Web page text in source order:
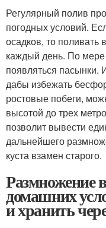
Регулярный полив
погодных условий.
осадков, то поливать
каждый день. По мере
появляться пасынки.
дабы избежать
ростовые побеги,
высотой до трех
позволит вывести
дальнейшего
куста взамен старого.
Размножение
домашних
и хранить